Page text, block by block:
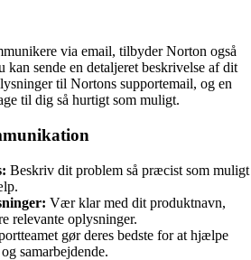
via email, tilbyder Norton også
kan sende en detaljeret beskrivelse af dit
til Nortons supportemail, og en
til dig så hurtigt som muligt.
Beskriv dit problem så præcist som muligt
Vær klar med dit produktnavn,
relevante oplysninger.
gør deres bedste for at hjælpe
samarbejdende.